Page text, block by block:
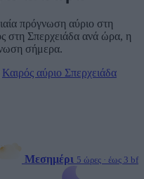
πρόγνωση αύριο στη
στη Σπερχειάδα ανά ώρα, η
σήμερα.
Καιρός αύριο Σπερχειάδα
Μεσημέρι 5 ώρες · έως 3 bf